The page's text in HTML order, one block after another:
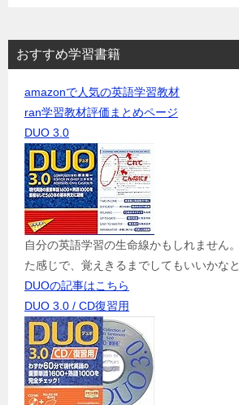
おすすめ学習書籍
amazonで人気の英語学習教材
ran学習教材評価まとめページ
DUO 3.0
自分の英語学習の生命線かもしれません
た感じで、覚えきるまでしてもいいかなと
DUOの記事はこちら
DUO 3.0 / CD復習用